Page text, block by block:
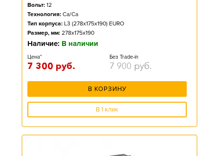
Вольт: 12
Технология: Ca/Ca
Тип корпуса: L3 (278x175x190) EURO
Размер, мм: 278x175x190
Наличие: В наличии
Цена*
7 300 руб.
Без Trade-in
7 900 руб.
В КОРЗИНУ
В 1 клик